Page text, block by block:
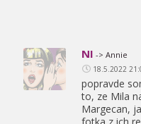
NI -> Annie
18.5.2022
popravde
to, ze Mila
Margecan,
fotka z ich